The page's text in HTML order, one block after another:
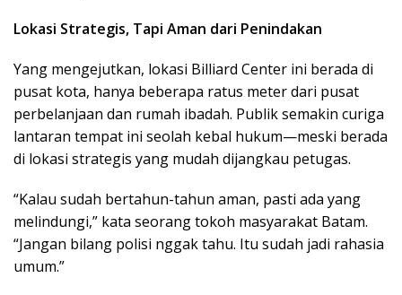
Lokasi Strategis, Tapi Aman dari Penindakan
Yang mengejutkan, lokasi Billiard Center ini berada di
pusat kota, hanya beberapa ratus meter dari pusat
perbelanjaan dan rumah ibadah. Publik semakin curiga
lantaran tempat ini seolah kebal hukum—meski berada
di lokasi strategis yang mudah dijangkau petugas.
“Kalau sudah bertahun-tahun aman, pasti ada yang
melindungi,” kata seorang tokoh masyarakat Batam.
“Jangan bilang polisi nggak tahu. Itu sudah jadi rahasia
umum.”